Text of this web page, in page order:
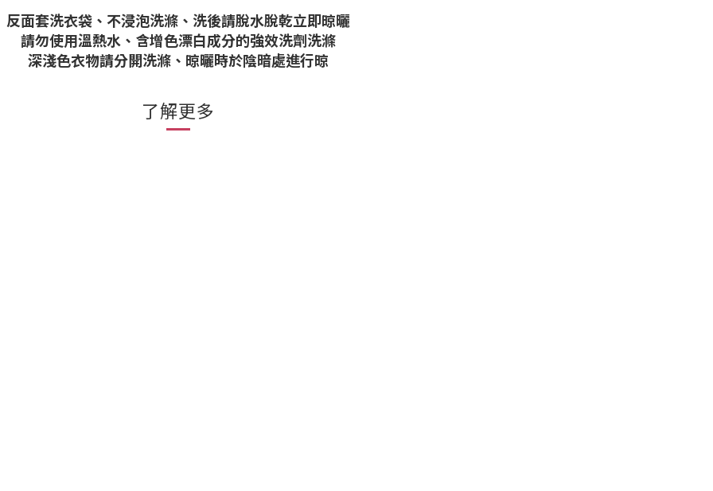
反面套洗衣袋、不浸泡洗滌、洗後請脫水脫乾立即晾曬
請勿使用溫熱水、含增色漂白成分的強效洗劑洗滌
深淺色衣物請分開洗滌、晾曬時於陰暗處進行晾
了解更多